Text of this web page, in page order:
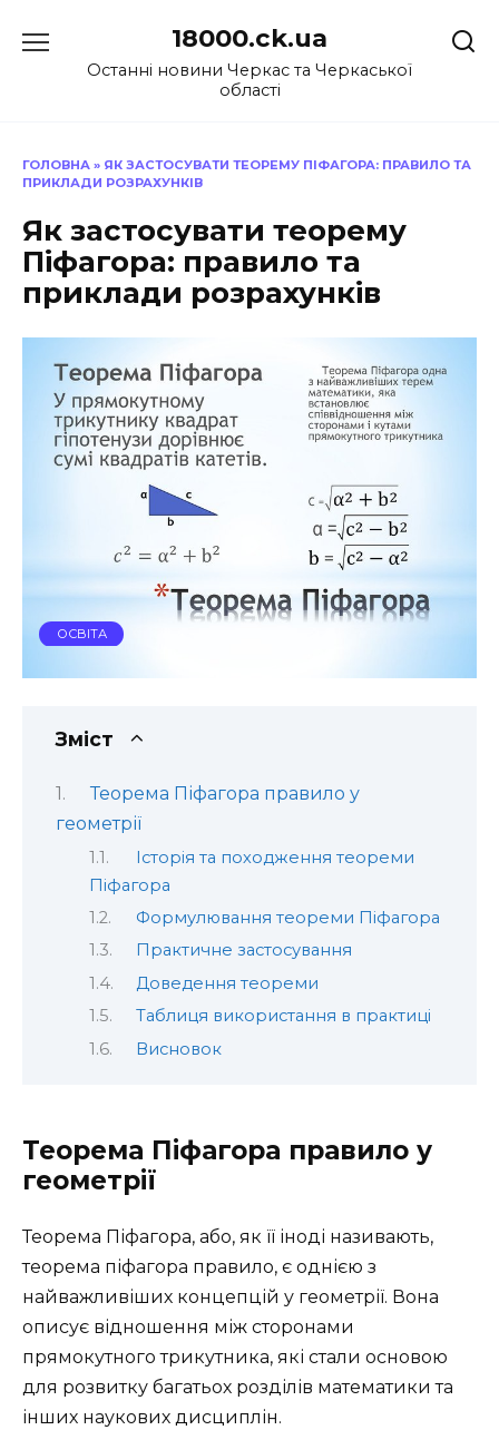
до
18000.ck.ua
Останні новини Черкас та Черкаської
області
ГОЛОВНА » ЯК ЗАСТОСУВАТИ ТЕОРЕМУ ПІФАГОРА: ПРАВИЛО ТА
ПРИКЛАДИ РОЗРАХУНКІВ
Як застосувати теорему
Піфагора: правило та
приклади розрахунків
ОСВІТА
Зміст
Теорема Піфагора правило у
геометрії
Історія та походження теореми
Піфагора
Формулювання теореми Піфагора
Практичне застосування
Доведення теореми
Таблиця використання в практиці
Висновок
Теорема Піфагора правило у
геометрії
Теорема Піфагора, або, як її іноді називають,
теорема піфагора правило, є однією з
найважливіших концепцій у геометрії. Вона
описує відношення між сторонами
прямокутного трикутника, які стали основою
для розвитку багатьох розділів математики та
інших наукових дисциплін.